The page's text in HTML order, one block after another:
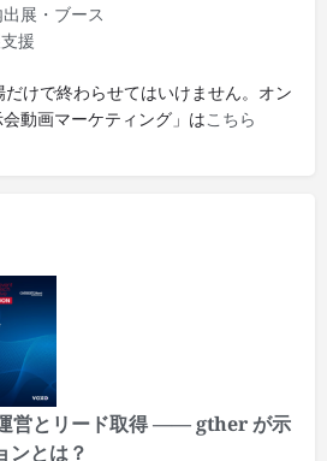
展・ブース
援
けで終わらせてはいけません。オン
動画マーケティング」はこちら
営とリード取得 —— gther が示
ンとは？